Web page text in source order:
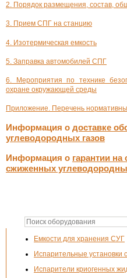
Емкости для хранения СУГ
Испарительные установки
Испарители криогенных
2. Порядок размещения, состав,
3. Прием СПГ на станцию
4. Изотермическая емкость
5. Заправка автомобилей СПГ
6. Мероприятия по технике
охране окружающей среды
Приложение. Перечень
Информация о доставке
углеводородных газов
Информация о гарантии
сжиженных